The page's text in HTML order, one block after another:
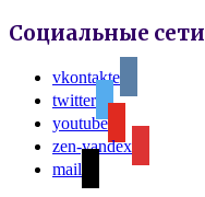
Социальные сети
vkontakte
twitter
youtube
zen-yandex
mail